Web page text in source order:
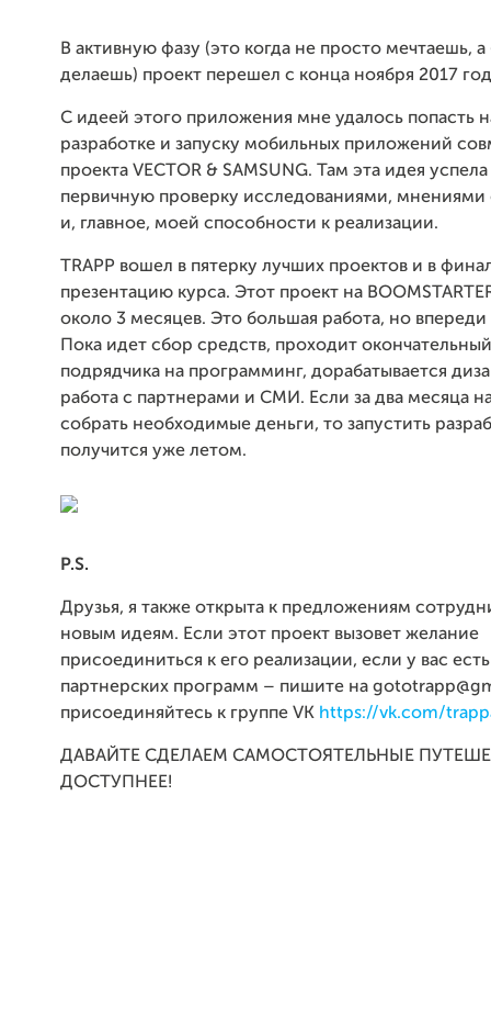
В активную фазу (это когда не просто мечтаешь,
делаешь) проект перешел с конца ноября 2017
С идеей этого приложения мне удалось попасть
разработке и запуску мобильных приложений
проекта VECTOR & SAMSUNG. Там эта идея
первичную проверку исследованиями, мнениями
и, главное, моей способности к реализации.
TRAPP вошел в пятерку лучших проектов и в
презентацию курса. Этот проект на
около 3 месяцев. Это большая работа, но
Пока идет сбор средств, проходит
подрядчика на программинг, дорабатывается
работа с партнерами и СМИ. Если за два месяца
собрать необходимые деньги, то запустить
получится уже летом.
P.S.
Друзья, я также открыта к предложениям
новым идеям. Если этот проект вызовет желание
присоединиться к его реализации, если у вас
партнерских программ – пишите на
присоединяйтесь к группе VK https://vk.com/
ДАВАЙТЕ СДЕЛАЕМ САМОСТОЯТЕЛЬНЫЕ
ДОСТУПНЕЕ!